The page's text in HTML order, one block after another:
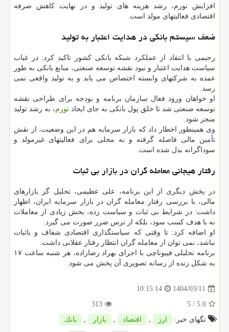
افزایش تورم، رشد هزینه های تولید و در نهایت کاهش صرفه
اقتصادی فعالیتهای مولد است.
ضعف سیستم بانکی در هدایت اعتبار به تولید
رحیمی با انتقاد از عملکرد شبکه بانکی کشور تاکید کرد: در غیاب
سیاست هدایت اعتبار و نبود نقشه توسعه صنعتی، منابع بانکی به طور
عمده به شرکتهای وابسته اختصاص می یابد و به تولید واقعی نمی
رسد.
او خواهان ورود فعال سازمان برنامه و بودجه برای طراحی نقشه
توسعه صنعتی شد تا خلق پول بانکی به جای ایجاد تورم، به رشد تولید
منجر شود.
وی همینطور اخطار داد که بازار سرمایه هم در این وضعیت، از نقش
تأمین مالی فاصله گرفته و به محلی برای فعالیتهای غیرمولد و
سوداگرانه بدل شده است.
رفتار هیجانی معامله گران در بازار بی ثبات
در بخش دیگری از این برنامه، علی عظیمی، تحلیل گر بازارهای
مالی، با بررسی رفتار معامله گران در بازار سرمایه ایران، اظهار
داشت: در شرایط بی ثبات و سیاست زده، بخش زیادی از معاملات
نه با هدف کسب سود، بلکه از ترس ضرر صورت می گیرد.
او اضافه کرد: تا وقتی که سیاستگذاری اقتصادی شفاف و باثبات
نباشد، نمی توان از معامله گران انتظار رفتار عقلانی داشت.
برنامه تحلیلی فیبوناچی با اجرای بهراد رضازاده، هر شنبه ساعت ۱۷
به شکل زنده از رسانه تصویری آن پخش می شود.
1404/03/11
10:15:14
5.0
/ 5
313
تگهای خبر:
ارز , اقتصاد , بازار , بانك